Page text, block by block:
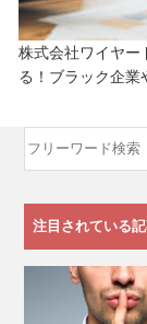
株式会社ワイヤー
る！ブラック企
注目されている